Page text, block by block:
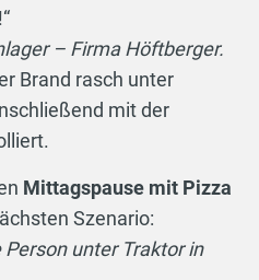
– Firma Höftberger.
Brand rasch unter
mit der
Mittagspause mit Pizza
Szenario:
unter Traktor in